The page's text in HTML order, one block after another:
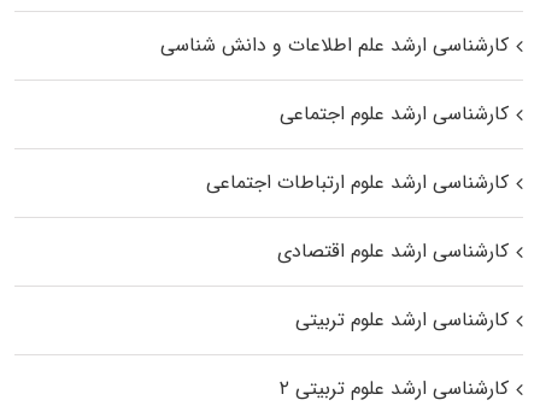
کارشناسی ارشد علم اطلاعات و دانش شناسی
کارشناسی ارشد علوم اجتماعی
کارشناسی ارشد علوم ارتباطات اجتماعی
کارشناسی ارشد علوم اقتصادی
کارشناسی ارشد علوم تربیتی
کارشناسی ارشد علوم تربیتی ۲